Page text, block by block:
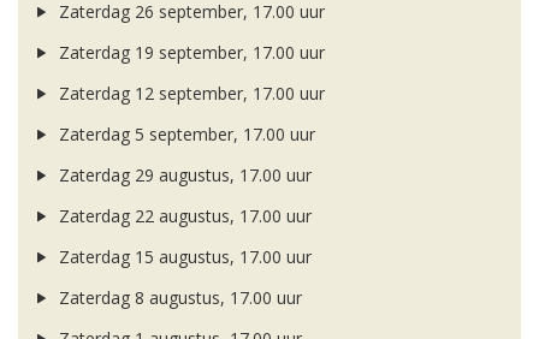
Zaterdag 26 september, 17.00 uur
Zaterdag 19 september, 17.00 uur
Zaterdag 12 september, 17.00 uur
Zaterdag 5 september, 17.00 uur
Zaterdag 29 augustus, 17.00 uur
Zaterdag 22 augustus, 17.00 uur
Zaterdag 15 augustus, 17.00 uur
Zaterdag 8 augustus, 17.00 uur